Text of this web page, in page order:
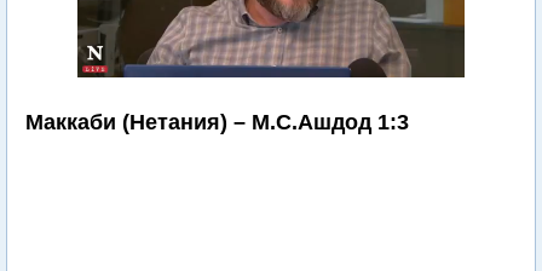
Маккаби (Нетания) – М.С.Ашдод 1:3